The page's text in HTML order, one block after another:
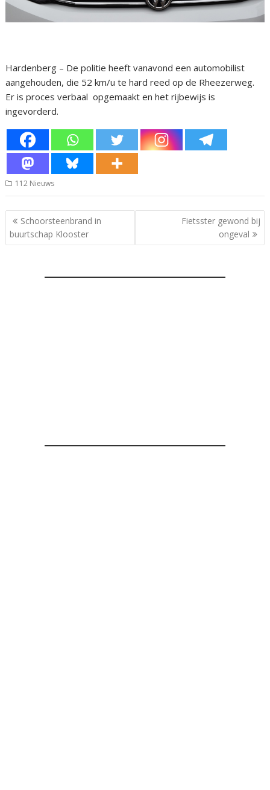
Hardenberg – De politie heeft vanavond een automobilist
aangehouden, die 52 km/u te hard reed op de Rheezerweg.
Er is proces verbaal opgemaakt en het rijbewijs is
ingevorderd.
112 Nieuws
Bericht
navigatie
Schoorsteenbrand in
buurtschap Klooster
Fietsster gewond bij
ongeval